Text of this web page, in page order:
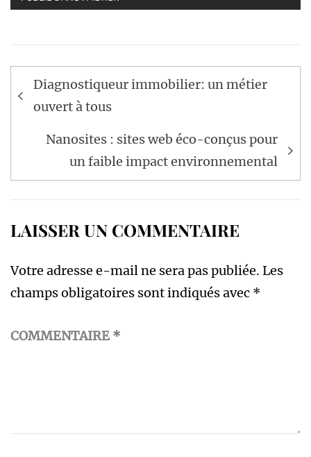
Navigation
de
Diagnostiqueur immobilier: un métier
ouvert à tous
Nanosites : sites web éco-conçus pour
un faible impact environnemental
LAISSER UN COMMENTAIRE
Votre adresse e-mail ne sera pas publiée. Les
champs obligatoires sont indiqués avec *
COMMENTAIRE *